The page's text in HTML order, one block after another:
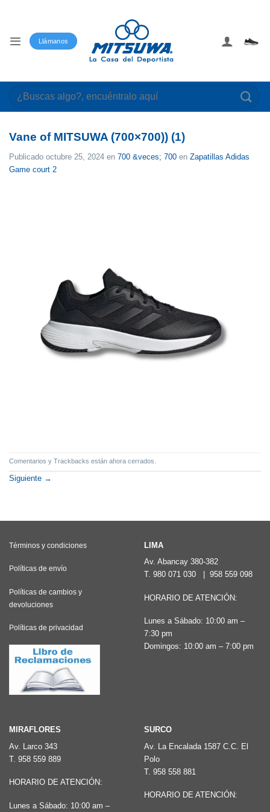
Llámanos
Buscar
por:
Vane of MITSUWA (700×700)) (1)
Publicado octubre 25, 2024 en 700 &veces; 700 en Zapatillas Adidas
Game court 2
Comentarios y Trackbacks están ahora cerrados.
Siguiente →
Términos y condiciones
Políticas de envío
Políticas de cambios y
devoluciones
Políticas de privacidad
LIMA
Av. Abancay 380-382
T. 980 071 030 958 559 098
HORARIO DE ATENCIÓN:
Lunes a Sábado: 10:00 am –
7:30 pm
Domingos: 10:00 am – 7:00 pm
MIRAFLORES
Av. Larco 343
T. 958 559 889
HORARIO DE ATENCIÓN:
Lunes a Sábado: 10:00 am –
SURCO
Av. La Encalada 1587 C.C. El
Polo
T. 958 558 881
HORARIO DE ATENCIÓN: